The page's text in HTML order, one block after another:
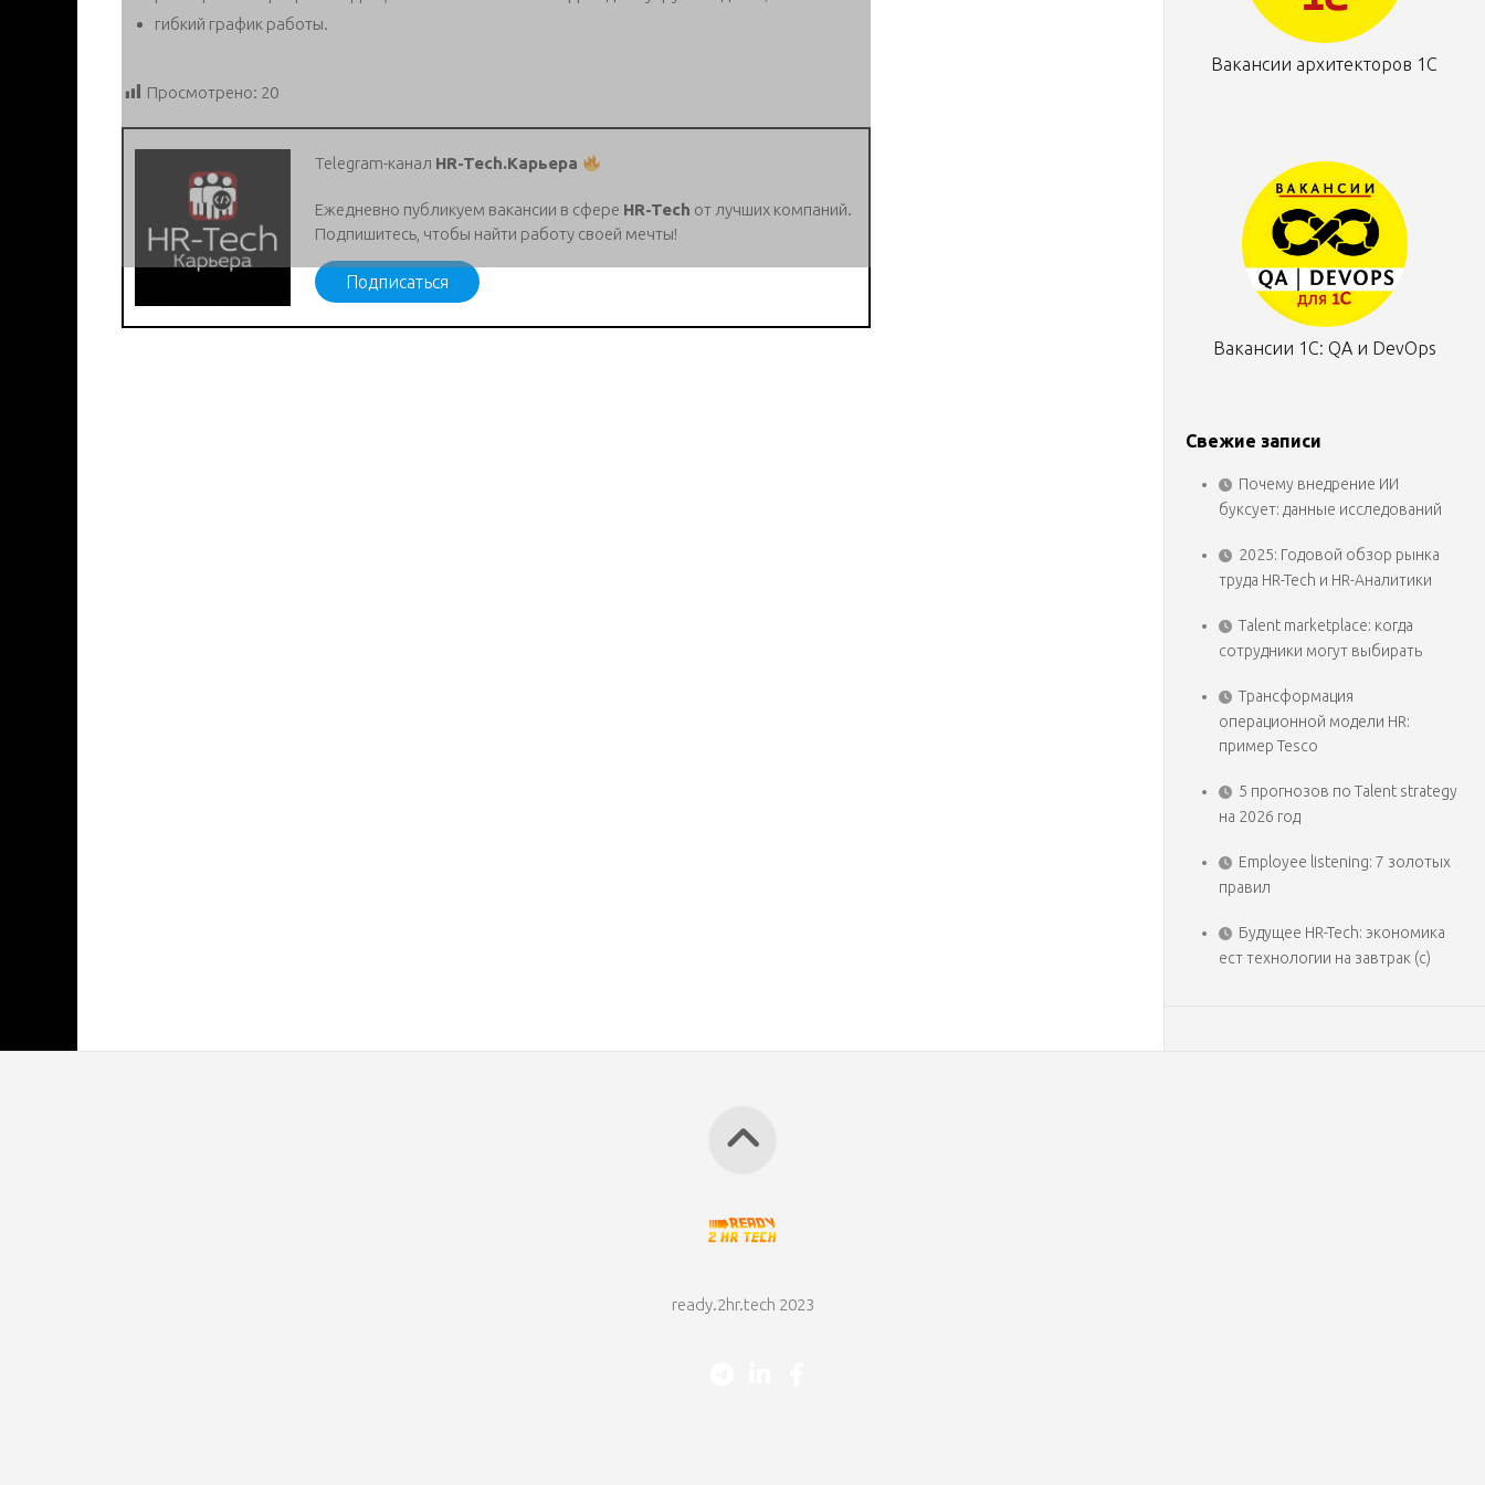
гибкий график работы.
Просмотрено: 20
Telegram-канал HR-Tech.Карьера
Ежедневно публикуем вакансии в сфере HR-Tech от лучших компаний.
Подпишитесь, чтобы найти работу своей мечты!
Подписаться
Вакансии архитекторов 1С
Вакансии 1С: QA и DevOps
Свежие записи
Почему внедрение ИИ
буксует: данные исследований
2025: Годовой обзор рынка
труда HR-Tech и HR-Аналитики
Talent marketplace: когда
сотрудники могут выбирать
Трансформация
операционной модели HR:
пример Tesco
5 прогнозов по Talent strategy
на 2026 год
Employee listening: 7 золотых
правил
Будущее HR-Tech: экономика
ест технологии на завтрак (с)
ready.2hr.tech 2023